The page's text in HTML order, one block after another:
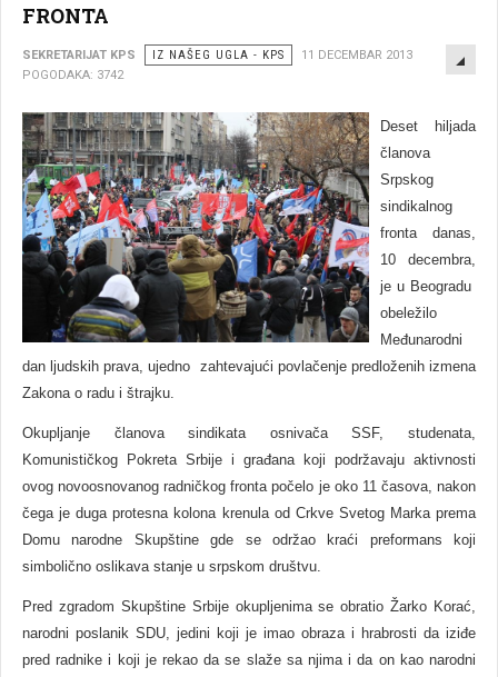
FRONTA
SEKRETARIJAT KPS IZ NAŠEG UGLA - KPS
11 DECEMBAR 2013
POGODAKA: 3742
Deset hiljada
članova
Srpskog
sindikalnog
fronta danas,
10 decembra,
je u Beogradu
obeležilo
Međunarodni
dan ljudskih prava, ujedno zahtevajući povlačenje predloženih izmena
Zakona o radu i štrajku.
Okupljanje članova sindikata osnivača SSF, studenata,
Komunističkog Pokreta Srbije i građana koji podržavaju aktivnosti
ovog novoosnovanog radničkog fronta počelo je oko 11 časova, nakon
čega je duga protesna kolona krenula od Crkve Svetog Marka prema
Domu narodne Skupštine gde se održao kraći preformans koji
simbolično oslikava stanje u srpskom društvu.
Pred zgradom Skupštine Srbije okupljenima se obratio Žarko Korać,
narodni poslanik SDU, jedini koji je imao obraza i hrabrosti da iziđe
pred radnike i koji je rekao da se slaže sa njima i da on kao narodni